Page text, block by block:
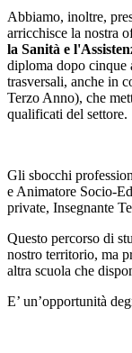
Abbiamo, inoltre,
arricchisce la nostra
la Sanità e
diploma dopo cinque
trasversali, anche in
Terzo Anno), che
qualificati del settore.
Gli sbocchi
e Animatore Socio-
private, Insegnante
Questo percorso di
nostro territorio, ma
altra scuola che
E’ un’opportunità